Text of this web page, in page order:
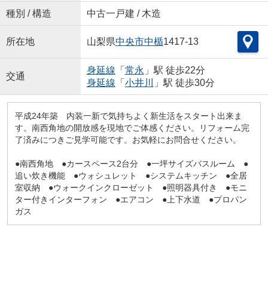
種別 / 構造 中古一戸建 / 木造
所在地 山梨県中央市中楯1417-13
交通
身延線 「 常永 」駅 徒歩22分
身延線 「 小井川 」駅 徒歩30分
平成24年築 内装一新で気持ちよく新生活をスタート出来ま
す。南西角地の開放感を現地でご体感ください。リフォーム完
了済みにつきご見学可能です。お気軽にお問合せください。
●南西角地 ●カースペース2台分 ●一坪サイズバスルーム ●
追い炊き機能 ●ウォシュレット ●システムキッチン ●全居
室収納 ●ウォークインクローゼット ●照明器具付き ●モニ
ター付きインターフォン ●エアコン ●上下水道 ●プロパン
ガス